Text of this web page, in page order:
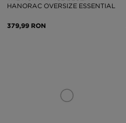
HANORAC OVERSIZE ESSENTIAL
379,99 RON